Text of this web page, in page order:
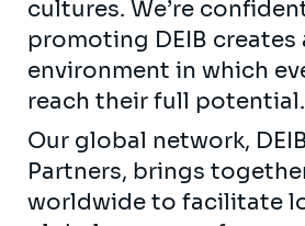
cultures. We’re
promoting DEIB creates
environment in which
reach their full potential.
Our global network,
Partners, brings
worldwide to facilitate